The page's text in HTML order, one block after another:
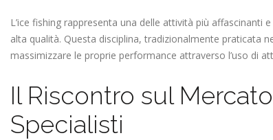
L’ice fishing rappresenta una delle attività più
alta qualità. Questa disciplina, tradizionalmente praticata
massimizzare le proprie performance attraverso l’uso di
Il Riscontro sul
Specialisti